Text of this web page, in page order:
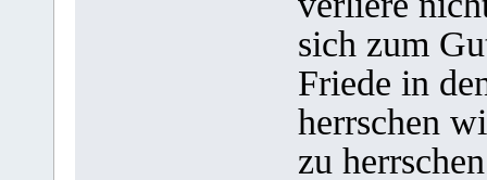
sich zum
Friede in
herrschen
zu